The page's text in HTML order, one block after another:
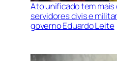
Ato unificado tem
servidores civis e
governo Eduardo Leite